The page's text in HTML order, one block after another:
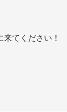
てください！